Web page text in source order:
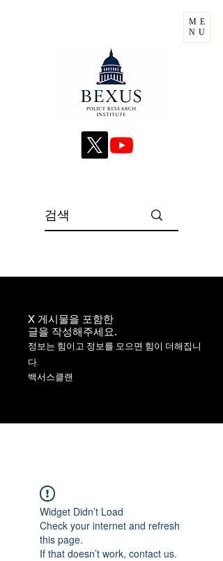
ME
NU
X 게시물을 포함한
​글을 작성해주세요.
정보는 힘이고 정보를 모으면 힘이 더해집니
다.
백서스클랜
Widget Didn’t Load
Check your internet and refresh
this page.
If that doesn’t work, contact us.